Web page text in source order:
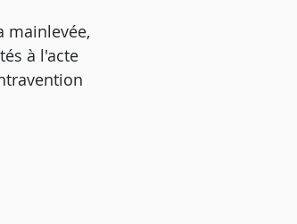
mainlevée,
à l'acte